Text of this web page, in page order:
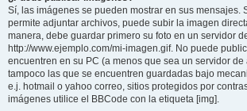
Sí, las imágenes se pueden mostrar en sus mensajes.
permite adjuntar archivos, puede subir la imagen
manera, debe guardar primero su foto en un servidor
http://www.ejemplo.com/mi-imagen.gif. No puede
encuentren en su PC (a menos que sea un servidor
tampoco las que se encuentren guardadas bajo
e.j. hotmail o yahoo correo, sitios protegidos por
imágenes utilice el BBCode con la etiqueta [img].